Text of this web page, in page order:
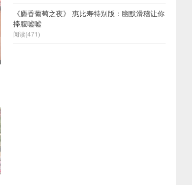
《麝香葡萄之夜》 惠比寿特别版：幽默滑稽让你
捧腹嘘嘘
阅读(471)